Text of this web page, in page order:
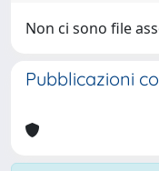
Non ci sono file
Pubblicazioni